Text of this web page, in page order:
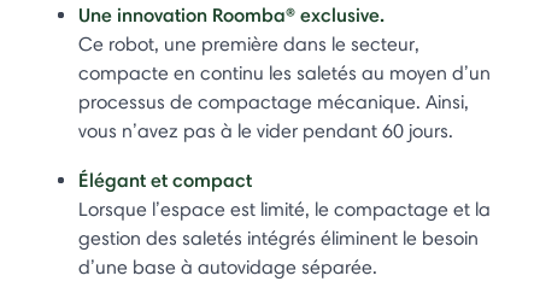
Une innovation Roomba® exclusive.
Ce robot, une première dans le secteur,
compacte en continu les saletés au moyen d’un
processus de compactage mécanique. Ainsi,
vous n’avez pas à le vider pendant 60 jours.
Élégant et compact
Lorsque l’espace est limité, le compactage et la
gestion des saletés intégrés éliminent le besoin
d’une base à autovidage séparée.